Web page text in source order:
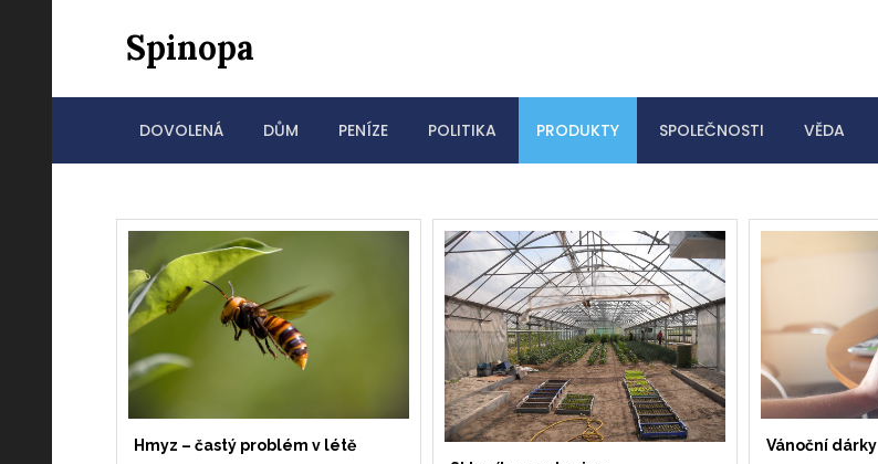
Spinopa
DOVOLENÁ DŮM PENÍZE POLITIKA PRODUKTY SPOLEČNOSTI VĚDA
Hmyz – častý problém v létě
Vánoční dárky